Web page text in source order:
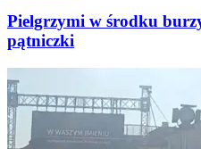
Pielgrzymi w środku
pątniczki